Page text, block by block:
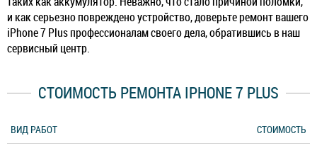
и как серьезно повреждено устройство, доверьте ремонт вашего
iPhone 7 Plus профессионалам своего дела, обратившись в наш
сервисный центр.
СТОИМОСТЬ РЕМОНТА IPHONE 7 PLUS
ВИД РАБОТ
СТОИМОСТЬ